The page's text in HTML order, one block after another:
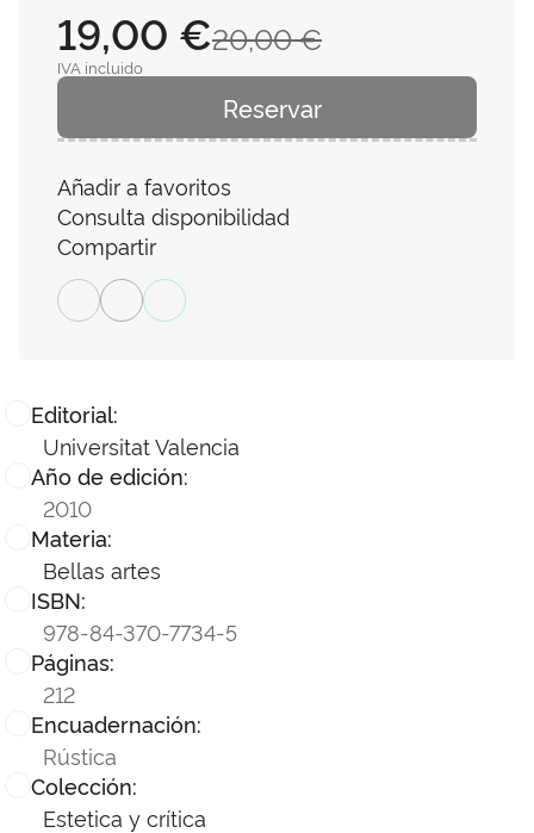
Editorial:
Universitat Valencia
Año de edición:
2010
Materia:
Bellas artes
ISBN:
978-84-370-7734-5
Páginas:
212
Encuadernación:
Rústica
Colección:
Estetica y crítica
20,00 €
19,00 €
IVA incluido
Reservar
Añadir a favoritos
Consulta disponibilidad
Compartir